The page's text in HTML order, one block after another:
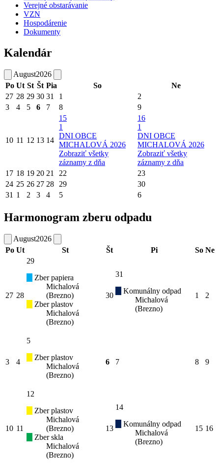
Verejné obstarávanie
VZN
Hospodárenie
Dokumenty
Kalendár
August2026
Po Ut St Št Pia So
Ne
27 28 29 30 31 1
2
3
4 5 6 7 8 9
10 11 12 13 14
15
1
DNI OBCE
MICHALOVÁ 2026
Zobraziť všetky
záznamy z dňa
16
1
DNI OBCE
MICHALOVÁ 2026
Zobraziť všetky
záznamy z dňa
17 18 19 20 21 22
23
24 25 26 27 28 29
30
31 1 2 3 4 5 6
Harmonogram zberu odpadu
August2026
Po Ut St Št Pi So Ne
27 28
29
Zber papiera
Michalová
(Brezno)
Zber plastov
Michalová
(Brezno)
30
31
Komunálny odpad
Michalová
(Brezno)
1 2
3 4
5
Zber plastov
Michalová
(Brezno)
6 7 8 9
10 11
12
Zber plastov
Michalová
(Brezno)
Zber skla
Michalová
(Brezno)
13
14
Komunálny odpad
Michalová
(Brezno)
15 16